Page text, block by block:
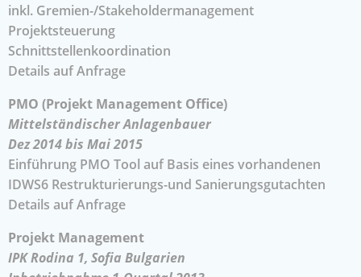
inkl. Gremien-/Stakeholdermanagement
Projektsteuerung
Schnittstellenkoordination
Details auf Anfrage
PMO (Projekt Management Office)
Mittelständischer Anlagenbauer
Dez 2014 bis Mai 2015
Einführung PMO Tool auf Basis eines vorhandenen
IDWS6 Restrukturierungs-und Sanierungsgutachten
Details auf Anfrage
Projekt Management
IPK Rodina 1, Sofia Bulgarien